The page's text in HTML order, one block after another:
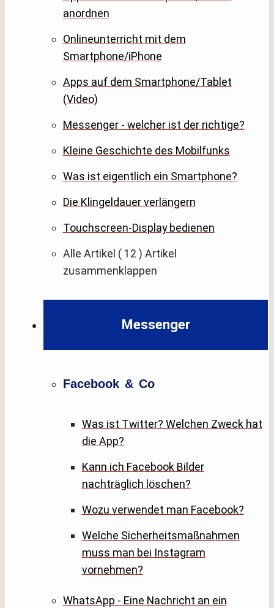
anordnen
Onlineunterricht mit dem
Smartphone/iPhone
Apps auf dem Smartphone/Tablet
(Video)
Messenger - welcher ist der richtige?
Kleine Geschichte des Mobilfunks
Was ist eigentlich ein Smartphone?
Die Klingeldauer verlängern
Touchscreen-Display bedienen
Alle Artikel ( 12 ) Artikel
zusammenklappen
Messenger
Facebook & Co
Was ist Twitter? Welchen Zweck hat
die App?
Kann ich Facebook Bilder
nachträglich löschen?
Wozu verwendet man Facebook?
Welche Sicherheitsmaßnahmen
muss man bei Instagram
vornehmen?
WhatsApp - Eine Nachricht an ein